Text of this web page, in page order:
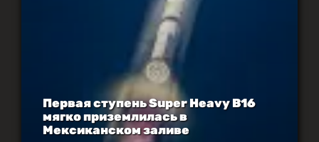
Первая ступень Super Heavy B16
мягко приземлилась в
Мексиканском заливе